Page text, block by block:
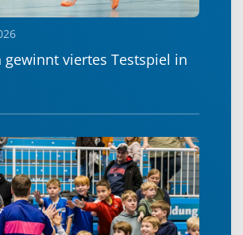
gewinnt viertes Testspiel in